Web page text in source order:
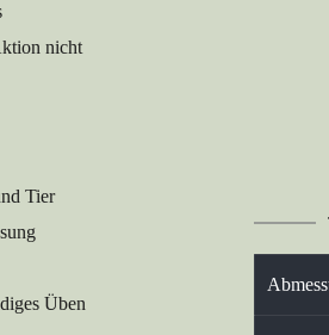
nicht
Tier
Üben